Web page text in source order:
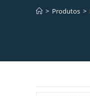
> Produtos >